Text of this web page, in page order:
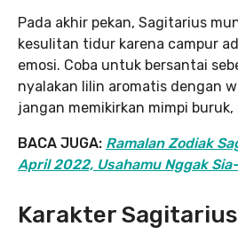
Pada akhir pekan, Sagitarius
kesulitan tidur karena campur
emosi. Coba untuk bersantai
nyalakan lilin aromatis dengan
jangan memikirkan mimpi
BACA JUGA: Ramalan Zodiak
April 2022, Usahamu Nggak
Karakter Sagitarius